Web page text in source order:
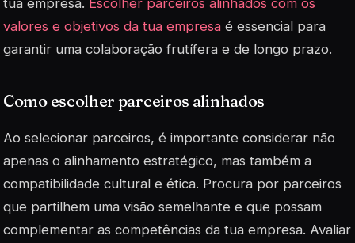
tua empresa. Escolher parceiros alinhados com os
valores e objetivos da tua empresa é essencial para
garantir uma colaboração frutífera e de longo prazo.
Como escolher parceiros alinhados
Ao selecionar parceiros, é importante considerar não
apenas o alinhamento estratégico, mas também a
compatibilidade cultural e ética. Procura por parceiros
que partilhem uma visão semelhante e que possam
complementar as competências da tua empresa. Avaliar